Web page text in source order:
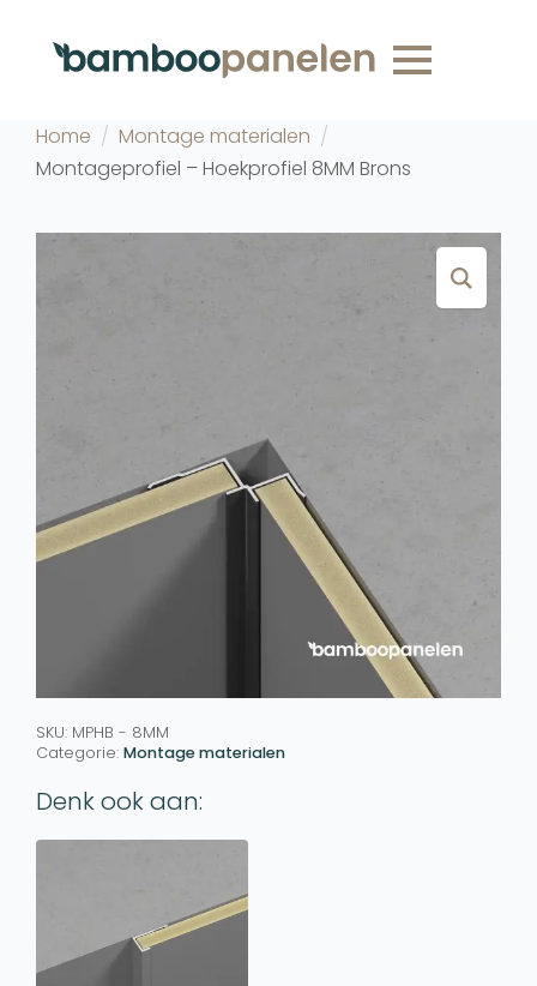
Home
Montage materialen
Montageprofiel – Hoekprofiel 8MM Brons
SKU: MPHB - 8MM
Categorie: Montage materialen
Denk ook aan: